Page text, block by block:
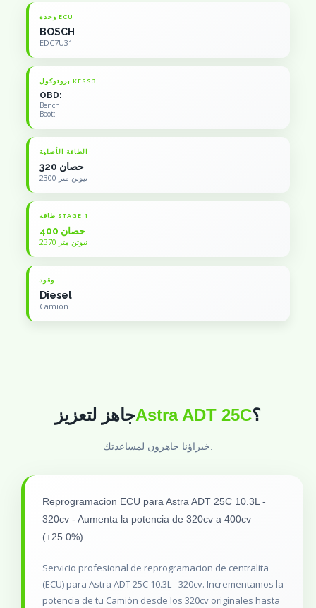
وحدة ECU
BOSCH
EDC7U31
بروتوكول KESS3
OBD:
Bench:
Boot:
الطاقة الأصلية
320 حصان
2300 نيوتن متر
طاقة STAGE 1
400 حصان
2370 نيوتن متر
وقود
Diesel
Camión
جاهز لتعزيزAstra ADT 25C؟
خبراؤنا جاهزون لمساعدتك.
Reprogramacion ECU para Astra ADT 25C 10.3L -
320cv - Aumenta la potencia de 320cv a 400cv
(+25.0%)
Servicio profesional de reprogramacion de centralita
(ECU) para Astra ADT 25C 10.3L - 320cv. Incrementamos la
potencia de tu Camión desde los 320cv originales hasta